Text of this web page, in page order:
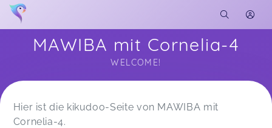
MAWIBA mit Cornelia-4
WELCOME!
Soon you will learn more about me here...
Hier ist die kikudoo-Seite von MAWIBA mit
Cornelia-4.